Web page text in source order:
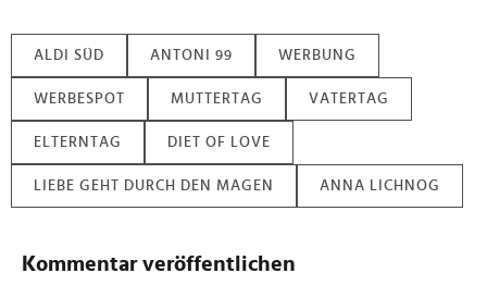
ALDI SÜD ANTONI 99 WERBUNG
WERBESPOT MUTTERTAG VATERTAG
ELTERNTAG DIET OF LOVE
LIEBE GEHT DURCH DEN MAGEN ANNA LICHNOG
Kommentar veröffentlichen